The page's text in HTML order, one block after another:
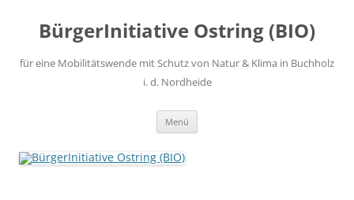
springen
BürgerInitiative Ostring (BIO)
für eine Mobilitätswende mit Schutz von Natur & Klima in Buchholz
i. d. Nordheide
Menü